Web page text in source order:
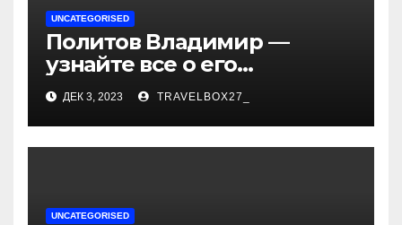
UNCATEGORISED
Политов Владимир —
узнайте все о его
биографии, возрасте и
впечатляющих
достижениях!
ДЕК 3, 2023 TRAVELBOX27_
UNCATEGORISED